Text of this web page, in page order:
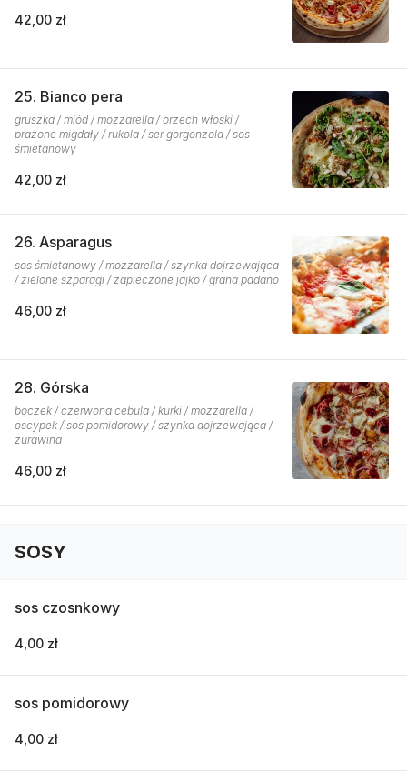
42,00 zł
25. Bianco pera
gruszka / miód / mozzarella / orzech włoski /
prażone migdały / rukola / ser gorgonzola / sos
śmietanowy
42,00 zł
26. Asparagus
sos śmietanowy / mozzarella / szynka dojrzewająca
/ zielone szparagi / zapieczone jajko / grana padano
46,00 zł
28. Górska
boczek / czerwona cebula / kurki / mozzarella /
oscypek / sos pomidorowy / szynka dojrzewająca /
żurawina
46,00 zł
SOSY
sos czosnkowy
4,00 zł
sos pomidorowy
4,00 zł